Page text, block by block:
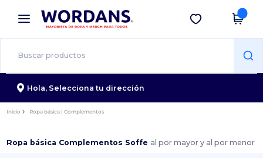
× App de Wordans
¡Mejores precios en app!
Descargar app
Hola, Selecciona tu dirección
Inicio Ropa básica | Complementos
Ropa básica Complementos Soffe al por mayor y al por menor